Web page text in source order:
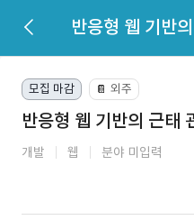
반응형 웹 기반
모집 마감 📔 외주
반응형 웹 기반의 근태
개발 웹 분야 미입력